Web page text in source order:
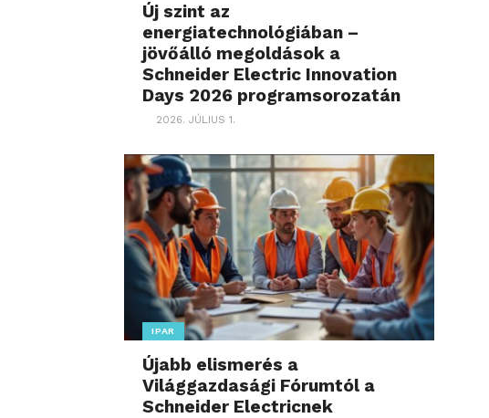
Új szint az
energiatechnológiában –
jövőálló megoldások a
Schneider Electric Innovation
Days 2026 programsorozatán
2026. JÚLIUS 1.
IPAR
Újabb elismerés a
Világgazdasági Fórumtól a
Schneider Electricnek